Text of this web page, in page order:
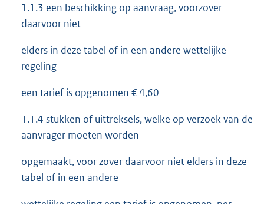
1.1.3 een beschikking op aanvraag, voorzover
daarvoor niet
elders in deze tabel of in een andere wettelijke
regeling
een tarief is opgenomen € 4,60
1.1.4 stukken of uittreksels, welke op verzoek van de
aanvrager moeten worden
opgemaakt, voor zover daarvoor niet elders in deze
tabel of in een andere